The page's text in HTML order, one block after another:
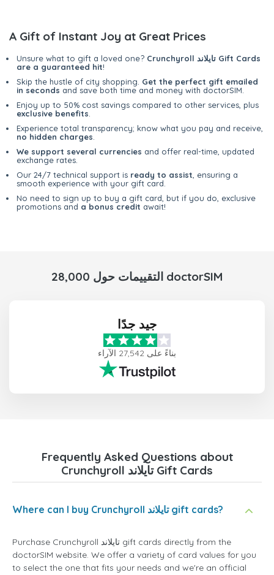
A Gift of Instant Joy at Great Prices
Unsure what to gift a loved one? Crunchyroll تايلاند Gift Cards
are a guaranteed hit!
Skip the hustle of city shopping. Get the perfect gift emailed
in seconds and save both time and money with doctorSIM.
Enjoy up to 50% cost savings compared to other services, plus
exclusive benefits
Experience total transparency; know what you pay and receive,
no hidden charges
We support several currencies and offer real-time, updated
exchange rates.
Our 24/7 technical support is ready to assist , ensuring a
smooth experience with your gift card.
No need to sign up to buy a gift card, but if you do, exclusive
promotions and a bonus credit await!
28,000 التقييمات حول doctorSIM
جيد جدًا
بناءً على 27,542 الآراء
Frequently Asked Questions about
Crunchyroll تايلاند Gift Cards
Where can I buy Crunchyroll تايلاند gift cards?
Purchase Crunchyroll تايلاند gift cards directly from the
doctorSIM website. We offer a variety of card values for you
to select the one that fits your needs and we're an official